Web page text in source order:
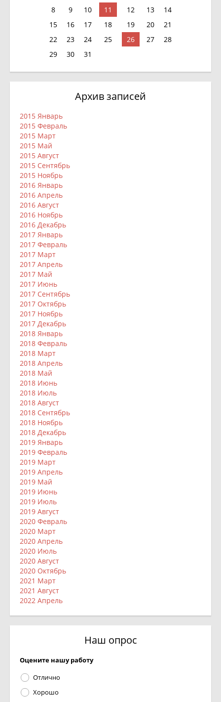
8
9 10 11 12 13
14
15
16 17 18 19 20
21
22
23 24 25 26 27
28
29
30 31
Архив записей
2015 Январь
2015 Февраль
2015 Март
2015 Май
2015 Август
2015 Сентябрь
2015 Ноябрь
2016 Январь
2016 Апрель
2016 Август
2016 Ноябрь
2016 Декабрь
2017 Январь
2017 Февраль
2017 Март
2017 Апрель
2017 Май
2017 Июнь
2017 Сентябрь
2017 Октябрь
2017 Ноябрь
2017 Декабрь
2018 Январь
2018 Февраль
2018 Март
2018 Апрель
2018 Май
2018 Июнь
2018 Июль
2018 Август
2018 Сентябрь
2018 Ноябрь
2018 Декабрь
2019 Январь
2019 Февраль
2019 Март
2019 Апрель
2019 Май
2019 Июнь
2019 Июль
2019 Август
2020 Февраль
2020 Март
2020 Апрель
2020 Июль
2020 Август
2020 Октябрь
2021 Март
2021 Август
2022 Апрель
Наш опрос
Оцените нашу работу
Отлично
Хорошо